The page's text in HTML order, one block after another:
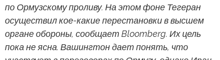
по Ормузскому проливу. На этом фоне Тегеран
осуществил кое-какие перестановки в высшем
органе обороны, сообщает Bloomberg. Их цель
пока не ясна. Вашингтон дает понять, что